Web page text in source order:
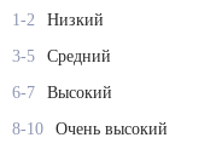
1-2
Низкий
3-5
Средний
6-7
Высокий
8-10
Очень высокий